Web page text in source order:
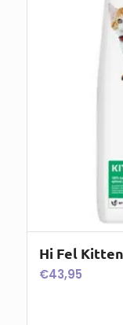
Hi Fel Kitten
€43,95